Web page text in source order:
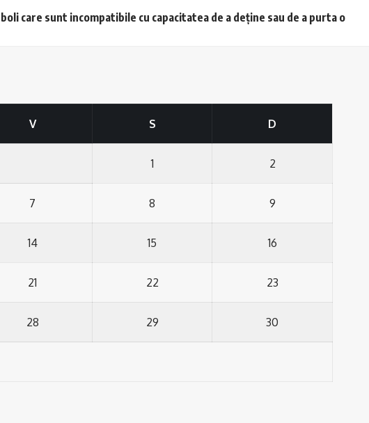
care sunt incompatibile cu capacitatea de a deține sau de a purta o
V S D
1 2
7 8 9
14 15 16
21 22 23
28 29 30